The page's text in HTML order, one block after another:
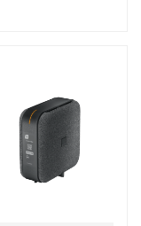
Sans engagement